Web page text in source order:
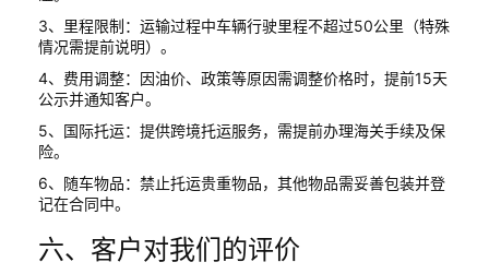
3、里程限制：运输过程中车辆行驶里程不超过50公里（特殊
情况需提前说明）。
4、费用调整：因油价、政策等原因需调整价格时，提前15天
公示并通知客户。
5、国际托运：提供跨境托运服务，需提前办理海关手续及保
险。
6、随车物品：禁止托运贵重物品，其他物品需妥善包装并登
记在合同中。
六、客户对我们的评价